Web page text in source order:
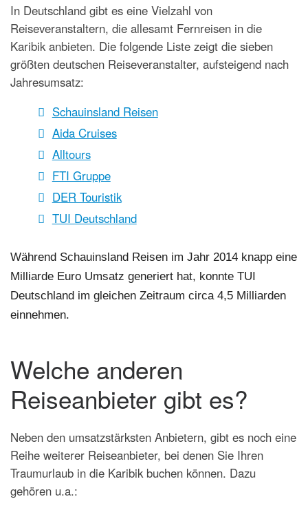
In Deutschland gibt es eine Vielzahl von
Reiseveranstaltern, die allesamt Fernreisen in die
Karibik anbieten. Die folgende Liste zeigt die sieben
größten deutschen Reiseveranstalter, aufsteigend nach
Jahresumsatz:
Schauinsland Reisen
Aida Cruises
Alltours
FTI Gruppe
DER Touristik
TUI Deutschland
Während Schauinsland Reisen im Jahr 2014 knapp eine
Milliarde Euro Umsatz generiert hat, konnte TUI
Deutschland im gleichen Zeitraum circa 4,5 Milliarden
einnehmen.
Welche anderen
Reiseanbieter gibt es?
Neben den umsatzstärksten Anbietern, gibt es noch eine
Reihe weiterer Reiseanbieter, bei denen Sie Ihren
Traumurlaub in die Karibik buchen können. Dazu
gehören u.a.: